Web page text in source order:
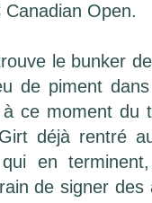
Open.
le bunker
de piment
ce moment du
déjà rentré
en
de signer des